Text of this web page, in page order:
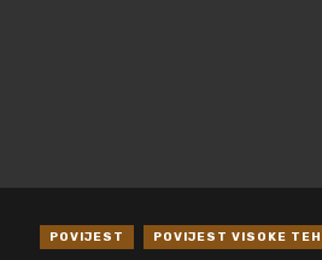
POVIJEST POVIJEST VISOKE